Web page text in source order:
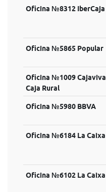
Oficina №8312 IberCaja
Oficina №5865 Popular
Oficina №1009 Cajaviva
Caja Rural
Oficina №5980 BBVA
Oficina №6184 La Caixa
Oficina №6102 La Caixa